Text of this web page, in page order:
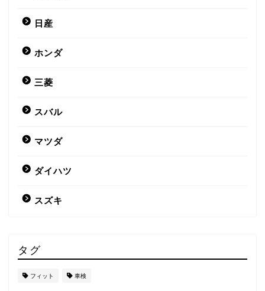
日産
ホンダ
三菱
スバル
マツダ
ダイハツ
スズキ
タグ
フィット 車検